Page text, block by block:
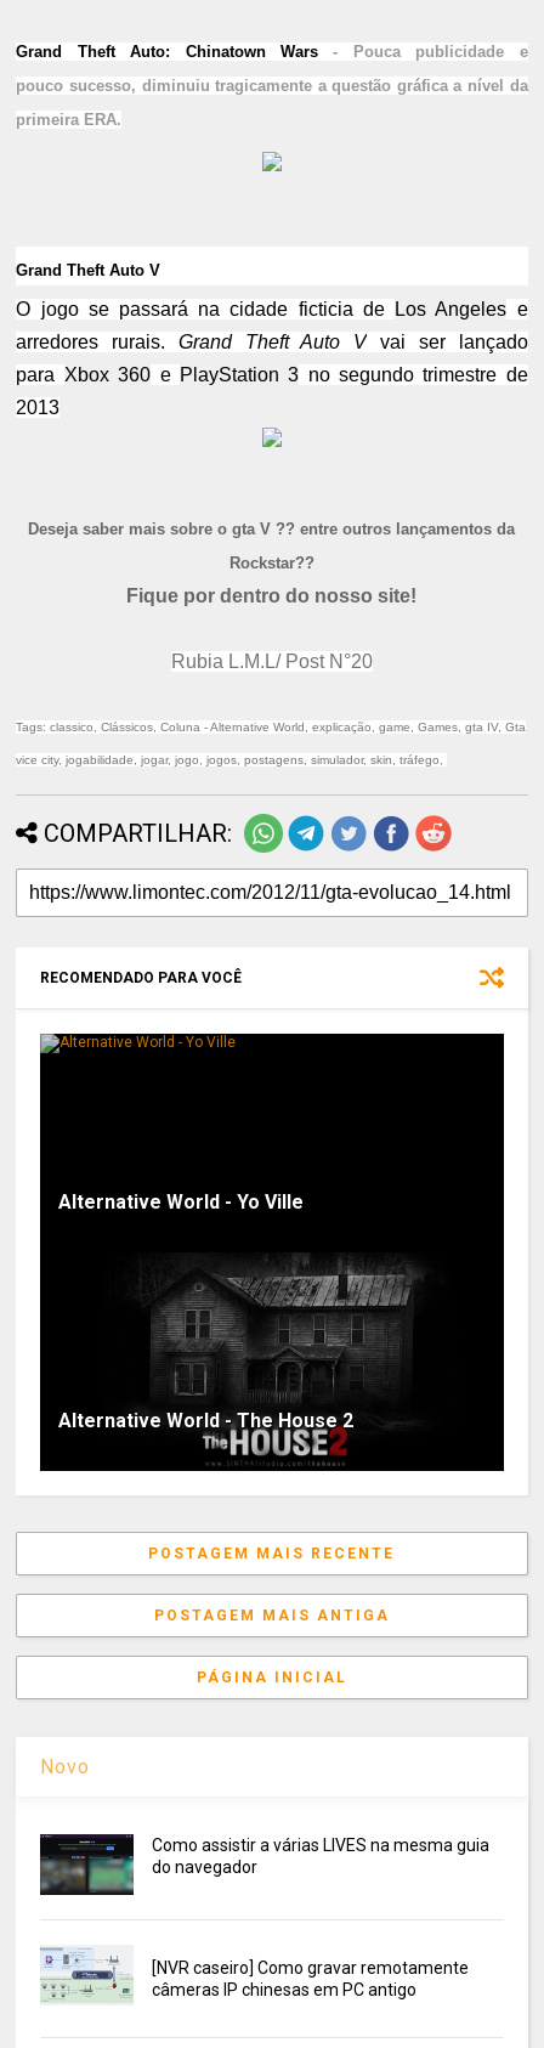
Grand Theft Auto: Chinatown Wars- Pouca publicidade e
pouco sucesso, diminuiu tragicamente a questão gráfica a nível da
primeira ERA.
Grand Theft Auto V
O jogo se passará na cidade ficticia de Los Angeles e
arredores rurais. Grand Theft Auto V vai ser lançado
para Xbox 360 e PlayStation 3 no segundo trimestre de
2013
Deseja saber mais sobre o gta V ?? entre outros lançamentos da
Rockstar??
Fique por dentro do nosso site!
Rubia L.M.L/ Post N°20
Tags: classico, Clássicos, Coluna - Alternative World, explicação, game, Games, gta IV, Gta
vice city, jogabilidade, jogar, jogo, jogos, postagens, simulador, skin, tráfego,
COMPARTILHAR:
RECOMENDADO PARA VOCÊ
Alternative World - Yo Ville
Alternative World - The House 2
POSTAGEM MAIS RECENTE
POSTAGEM MAIS ANTIGA
PÁGINA INICIAL
Novo
Como assistir a várias LIVES na mesma guia
do navegador
[NVR caseiro] Como gravar remotamente
câmeras IP chinesas em PC antigo